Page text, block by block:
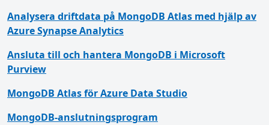
Analysera driftdata på MongoDB Atlas med hjälp av
Azure Synapse Analytics
Ansluta till och hantera MongoDB i Microsoft
Purview
MongoDB Atlas för Azure Data Studio
MongoDB-anslutningsprogram